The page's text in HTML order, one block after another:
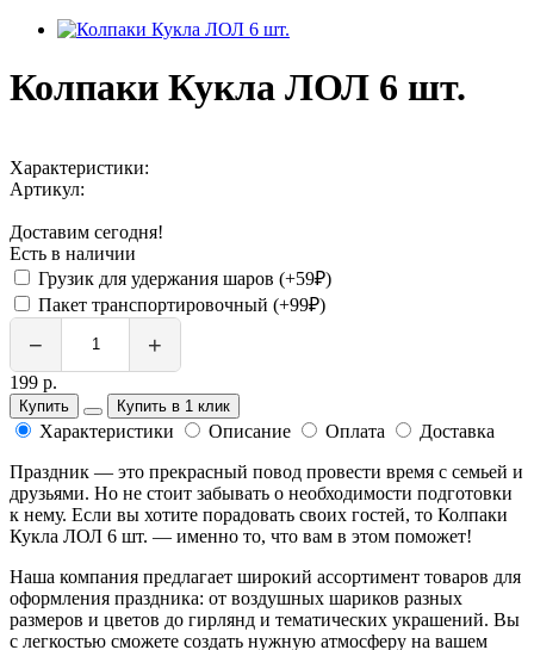
Колпаки Кукла ЛОЛ 6 шт.
Характеристики:
Артикул:
Доставим сегодня!
Есть в наличии
Грузик для удержания шаров (+59₽)
Пакет транспортировочный (+99₽)
− +
199 р.
Купить Купить в 1 клик
Характеристики Описание Оплата
Доставка
Праздник — это прекрасный повод провести время с семьей и
друзьями. Но не стоит забывать о необходимости подготовки
к нему. Если вы хотите порадовать своих гостей, то Колпаки
Кукла ЛОЛ 6 шт. — именно то, что вам в этом поможет!
Наша компания предлагает широкий ассортимент товаров для
оформления праздника: от воздушных шариков разных
размеров и цветов до гирлянд и тематических украшений. Вы
с легкостью сможете создать нужную атмосферу на вашем